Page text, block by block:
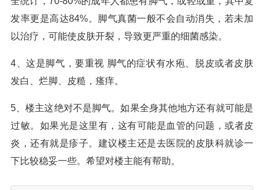
发率更是高达84%。脚气真菌一般不会自动消失，若未加
以治疗，可能使皮肤开裂，导致更严重的细菌感染。
4、这是脚气，要重视 脚气的症状有水疱、脱皮或者皮肤
发白、烂脚、皮糙，瘙痒。
5、楼主这绝对不是脚气。如果全身其他地方还有就可能是
过敏。如果光是这里有，这有可能是血管的问题，或者皮
炎，还有就是疹子。建议楼主还是去医院的皮肤科就诊一
下比较稳妥一些。希望对楼主能有帮助。